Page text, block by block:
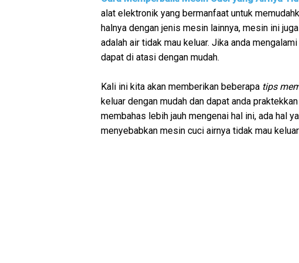
alat elektronik yang bermanfaat untuk
halnya dengan jenis mesin lainnya, mesin ini
adalah air tidak mau keluar. Jika anda
dapat di atasi dengan mudah.
Kali ini kita akan memberikan beberapa tips
keluar dengan mudah dan dapat anda
membahas lebih jauh mengenai hal ini, ada hal
menyebabkan mesin cuci airnya tidak mau